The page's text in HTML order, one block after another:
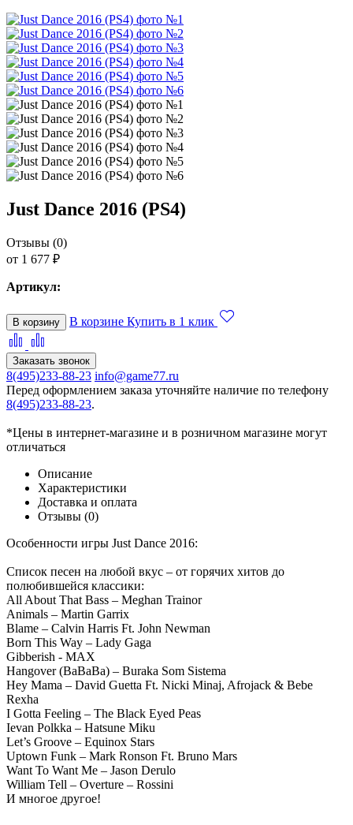
Just Dance 2016 (PS4)
Отзывы (0)
от 1 677 ₽
Артикул:
В корзину В корзине Купить в 1 клик
Заказать звонок
8(495)233-88-23 info@game77.ru
Перед оформлением заказа уточняйте наличие по телефону
8(495)233-88-23.
*Цены в интернет-магазине и в розничном магазине могут
отличаться
Описание
Характеристики
Доставка и оплата
Отзывы (0)
Особенности игры Just Dance 2016:
Список песен на любой вкус – от горячих хитов до
полюбившейся классики:
All About That Bass – Meghan Trainor
Animals – Martin Garrix
Blame – Calvin Harris Ft. John Newman
Born This Way – Lady Gaga
Gibberish - MAX
Hangover (BaBaBa) – Buraka Som Sistema
Hey Mama – David Guetta Ft. Nicki Minaj, Afrojack & Bebe
Rexha
I Gotta Feeling – The Black Eyed Peas
Ievan Polkka – Hatsune Miku
Let’s Groove – Equinox Stars
Uptown Funk – Mark Ronson Ft. Bruno Mars
Want To Want Me – Jason Derulo
William Tell – Overture – Rossini
И многое другое!